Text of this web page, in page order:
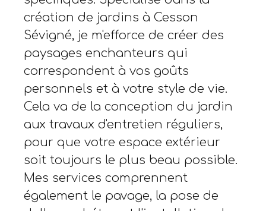
création de jardins à Cesson
Sévigné, je m'efforce de créer des
paysages enchanteurs qui
correspondent à vos goûts
personnels et à votre style de vie.
Cela va de la conception du jardin
aux travaux d'entretien réguliers,
pour que votre espace extérieur
soit toujours le plus beau possible.
Mes services comprennent
également le pavage, la pose de